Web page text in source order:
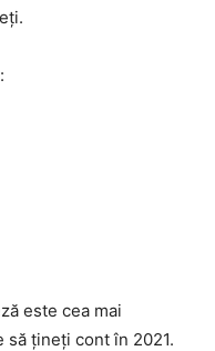
este cea mai
țineți cont în 2021.